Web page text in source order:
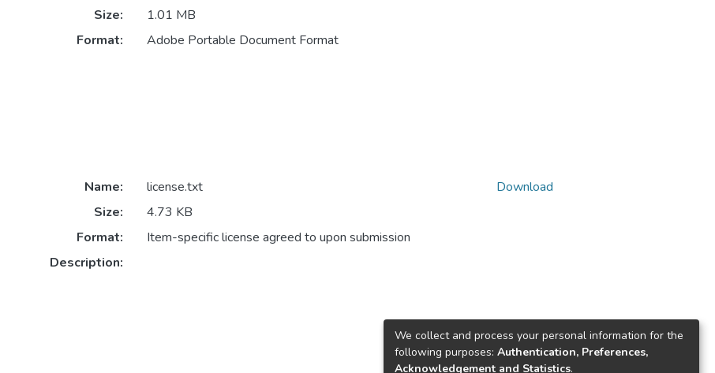
Size:
1.01 MB
Format:
Adobe Portable Document Format
Name:
license.txt
Size:
4.73 KB
Format:
Item-specific license agreed to upon submission
Description:
Download
We collect and process your personal information for the
following purposes: Authentication, Preferences,
Acknowledgement and Statistics.